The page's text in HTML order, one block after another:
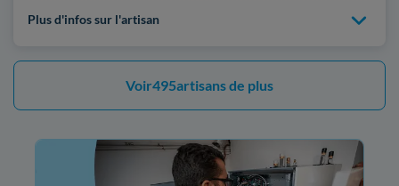
Plus d'infos sur l'artisan
Voir495artisans de plus